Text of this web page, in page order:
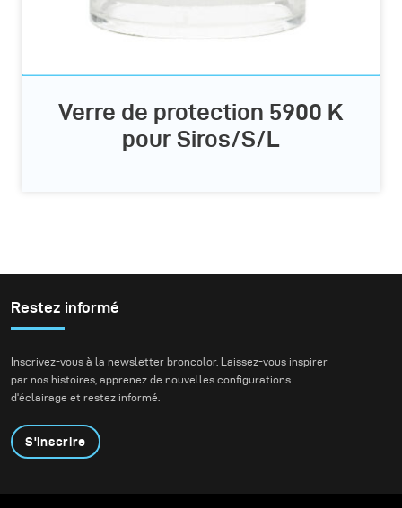
Verre de protection 5900 K
pour Siros/S/L
Restez informé
Inscrivez-vous à la newsletter broncolor. Laissez-vous inspirer
par nos histoires, apprenez de nouvelles configurations
d'éclairage et restez informé.
S'inscrire